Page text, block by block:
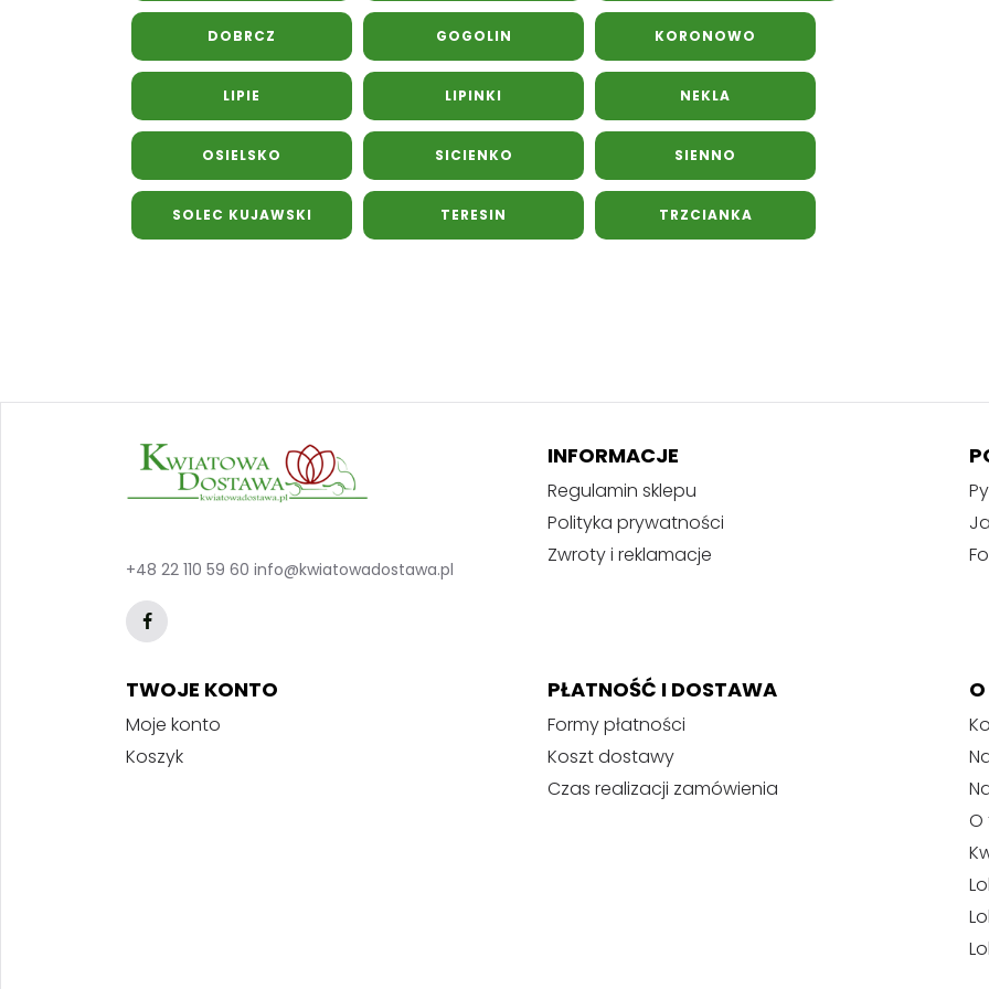
DOBRCZ GOGOLIN KORONOWO
LIPIE LIPINKI NEKLA
OSIELSKO SICIENKO SIENNO
SOLEC KUJAWSKI TERESIN TRZCIANKA
+48 22 110 59 60 info@kwiatowadostawa.pl
INFORMACJE
Regulamin sklepu
Polityka prywatności
Zwroty i reklamacje
TWOJE KONTO
Moje konto
Koszyk
PŁATNOŚĆ I DOSTAWA
Formy płatności
Koszt dostawy
Czas realizacji zamówienia
O